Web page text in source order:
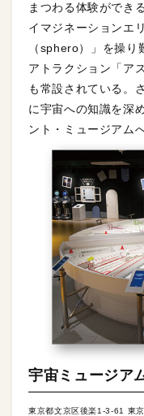
まつわる体験ができる
イマジネーションエ
（sphero）」を操
アトラクション「ア
も常設されている。
に宇宙への知識を深
ント・ミュージアム
宇宙ミュージア
東京都文京区後楽1-3-61 東